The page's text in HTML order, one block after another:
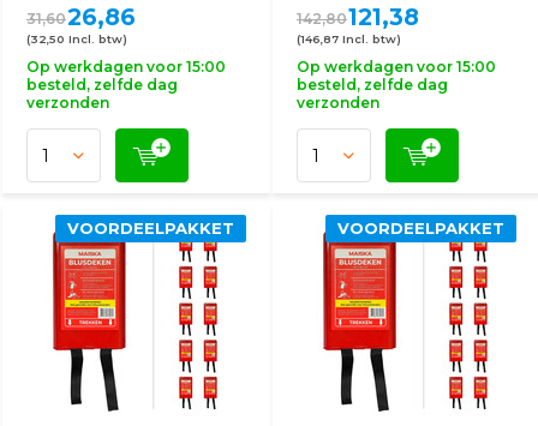
31,6026,86
(32,50 Incl. btw)
Op werkdagen voor 15:00
besteld, zelfde dag
verzonden
142,80121,38
(146,87 Incl. btw)
Op werkdagen voor 15:00
besteld, zelfde dag
verzonden
VOORDEELPAKKET VOORDEELPAKKET